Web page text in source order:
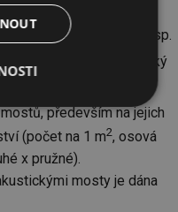
separační vrstvou (resp.
mostů) a
je akustický
Hodnota výkonu
především na jejich
(počet na 1 m2, osová
x pružné).
mosty je dána
Soubory
cílení